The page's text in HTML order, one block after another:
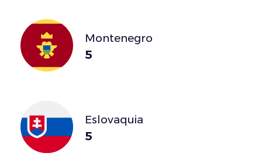
Montenegro
5
Eslovaquia
5